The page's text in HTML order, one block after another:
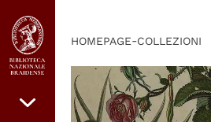
HOMEPAGE-COLLEZIONI